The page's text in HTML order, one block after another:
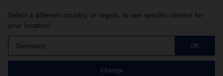
Select a different country, or region, to see specific content for
your location!
Germany OK
Change